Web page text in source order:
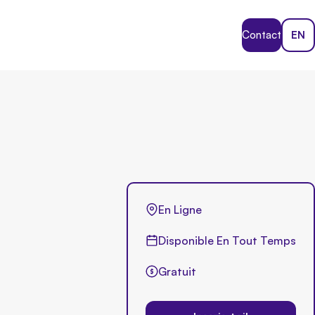
Contact EN
En Ligne
Disponible En Tout Temps
Gratuit